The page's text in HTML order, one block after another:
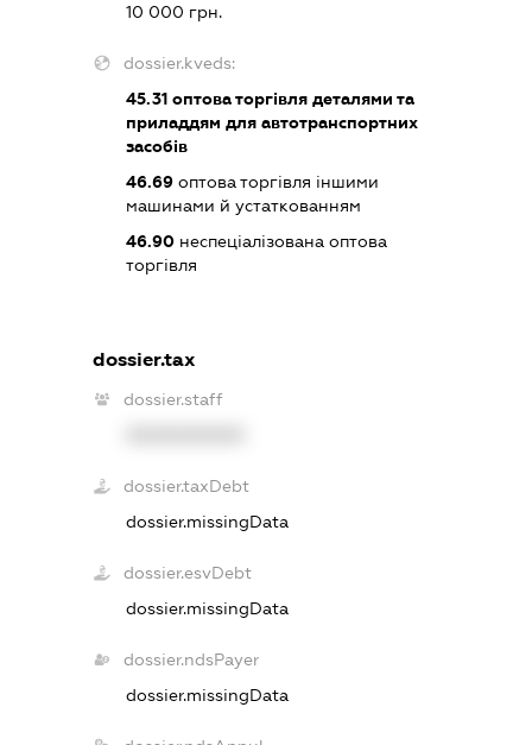
10 000 грн.
dossier.kveds:
45.31 оптова торгівля деталями та
приладдям для автотранспортних
засобів
46.69 оптова торгівля іншими
машинами й устаткованням
46.90 неспеціалізована оптова
торгівля
dossier.tax
dossier.staff
dossier.taxDebt
dossier.missingData
dossier.esvDebt
dossier.missingData
dossier.ndsPayer
dossier.missingData